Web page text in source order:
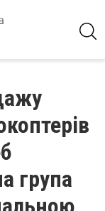
група